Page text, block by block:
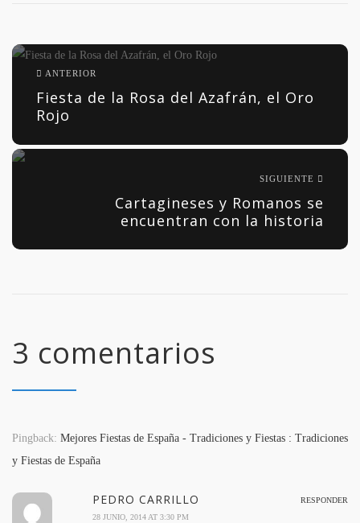
ANTERIOR
Fiesta de la Rosa del Azafrán, el Oro
Rojo
SIGUIENTE
Cartagineses y Romanos se
encuentran con la historia
3 comentarios
Pingback: Mejores Fiestas de España - Tradiciones y Fiestas : Tradiciones
y Fiestas de España
PEDRO CARRILLO
RESPONDER
28 JUNIO, 2014 AT 3:30 PM